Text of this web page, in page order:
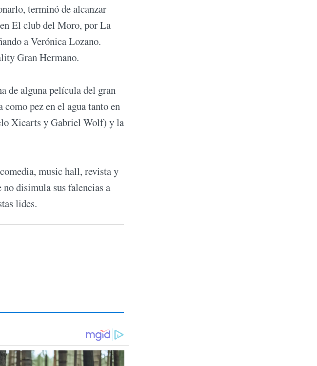
terminó de alcanzar
El club del Moro, por La
a Verónica Lozano.
Gran Hermano.
de alguna película del gran
pez en el agua tanto en
Xicarts y Gabriel Wolf) y la
music hall, revista y
disimula sus falencias a
lides.